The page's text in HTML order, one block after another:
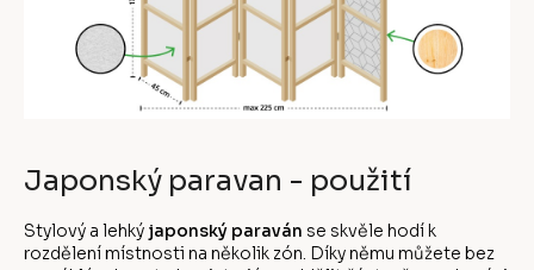
Japonský paravan - použití
Stylový a lehký japonský paraván se skvěle hodí k
rozdělení místnosti na několik zón. Díky němu můžete bez